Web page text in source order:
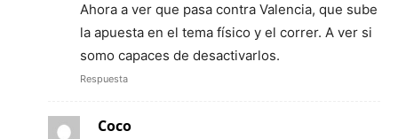
Ahora a ver que pasa contra Valencia, que sube
la apuesta en el tema físico y el correr. A ver si
somo capaces de desactivarlos.
Respuesta
Coco